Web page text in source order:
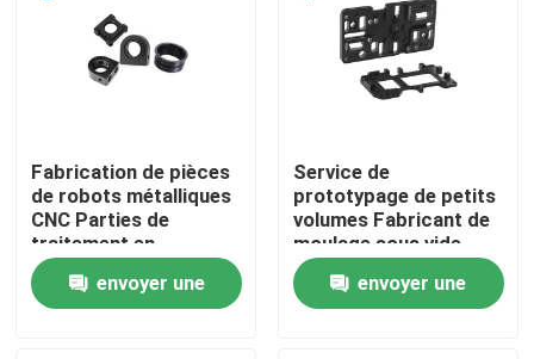
Contrôle de qualité
Nouvelles
Cas
Fabrication de pièces
de robots métalliques
CNC Parties de
traitement en
aluminium à faible
volume envoyer une
Service de
prototypage de petits
volumes Fabricant de
moulage sous vide
envoyer une